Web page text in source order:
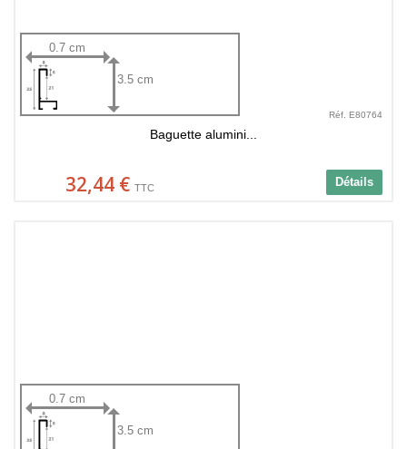
0.7 cm
3.5 cm
Réf. E80764
Baguette alumini...
Détails
32,44 € TTC
0.7 cm
3.5 cm